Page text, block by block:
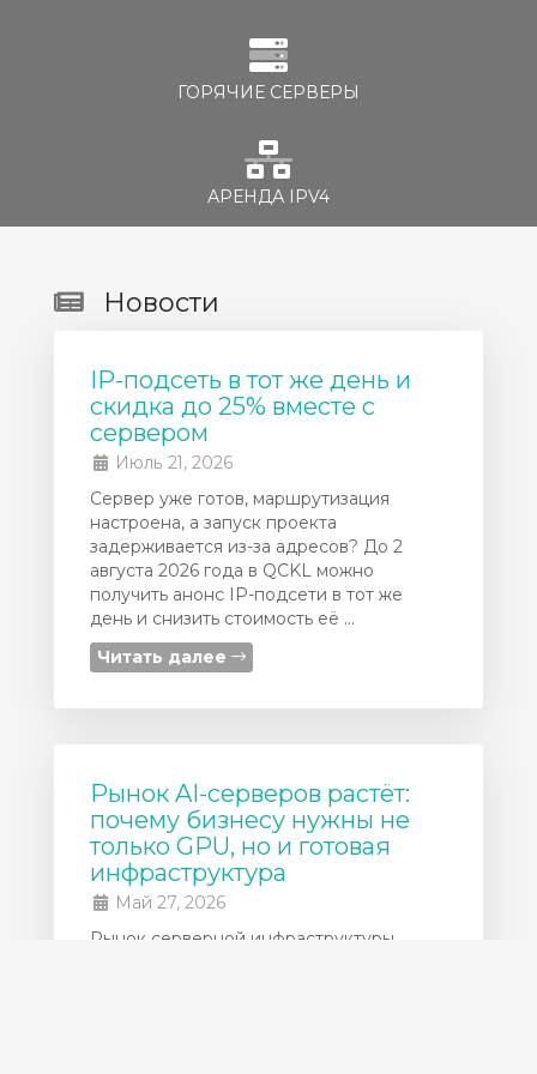
ГОРЯЧИЕ СЕРВЕРЫ
АРЕНДА IPV4
Новости
IP-подсеть в тот же день и
скидка до 25% вместе с
сервером
Июль 21, 2026
Сервер уже готов, маршрутизация
настроена, а запуск проекта
задерживается из-за адресов? До 2
августа 2026 года в QCKL можно
получить анонс IP-подсети в тот же
день и снизить стоимость её ...
Читать далее
Рынок AI-серверов растёт:
почему бизнесу нужны не
только GPU, но и готовая
инфраструктура
Май 27, 2026
Рынок серверной инфраструктуры